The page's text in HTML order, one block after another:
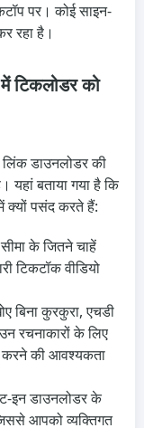
पर। कोई साइन-
रहा है।
टिकलोडर को
डाउनलोडर की
बताया गया है कि
क्यों पसंद करते हैं:
के जितने चाहें
टिकटॉक वीडियो
बिना कुरकुरा, एचडी
रचनाकारों के लिए
करने की आवश्यकता
इन डाउनलोडर के
आपको व्यक्तिगत